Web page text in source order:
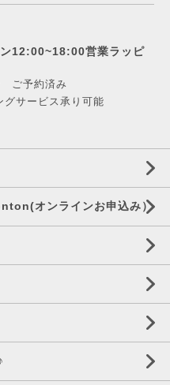
12:00~18:00営業ラッピ
ご予約済み
サービス承り可能
オンラインお申込み）